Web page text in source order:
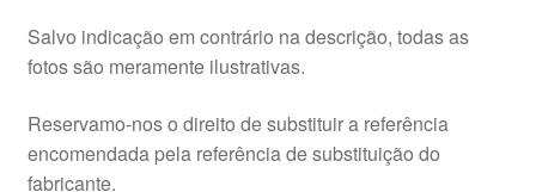
Salvo indicação em contrário na descrição, todas as
fotos são meramente ilustrativas.
Reservamo-nos o direito de substituir a referência
encomendada pela referência de substituição do
fabricante.